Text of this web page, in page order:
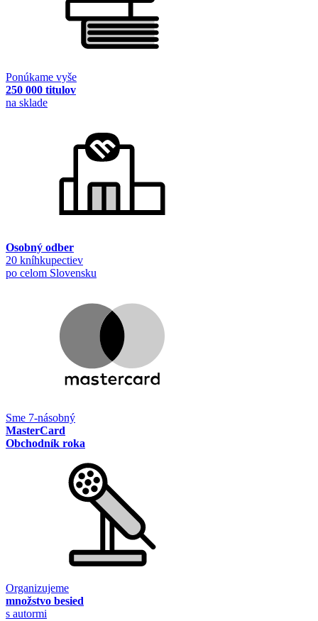
Ponúkame vyše
250 000 titulov
na sklade
Osobný odber
20 kníhkupectiev
po celom Slovensku
Sme 7-násobný
MasterCard
Obchodník roka
Organizujeme
množstvo besied
s autormi